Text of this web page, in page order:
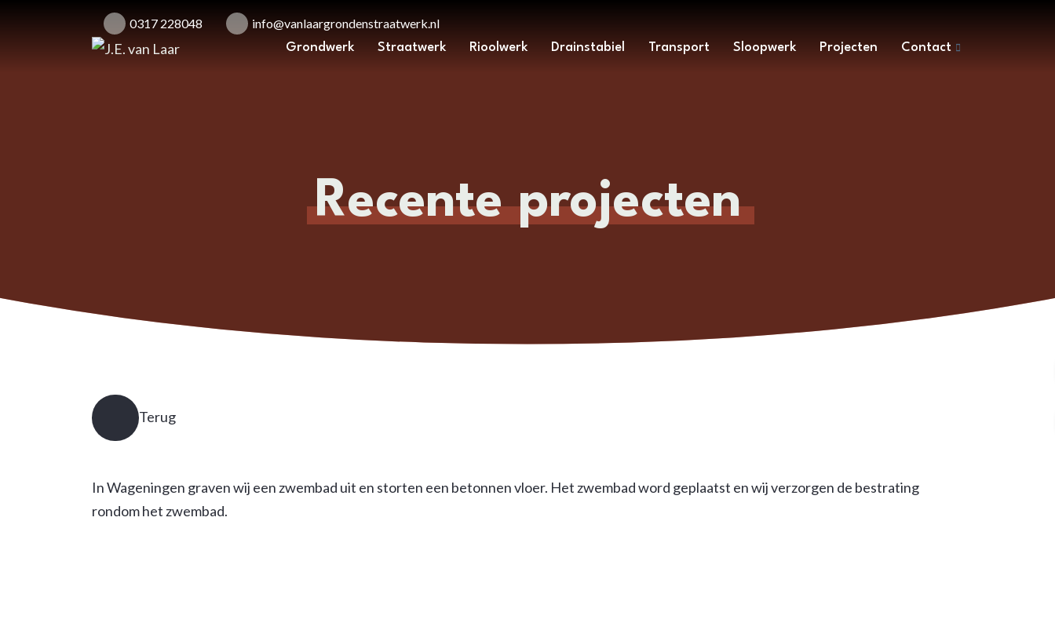
0317 228048 info@vanlaargrondenstraatwerk.nl
Grondwerk Straatwerk Rioolwerk Drainstabiel Transport Sloopwerk Projecten Contact
Recente projecten
Terug
In Wageningen graven wij een zwembad uit en storten een betonnen vloer. Het zwembad word geplaatst en wij verzorgen de bestrating
rondom het zwembad.